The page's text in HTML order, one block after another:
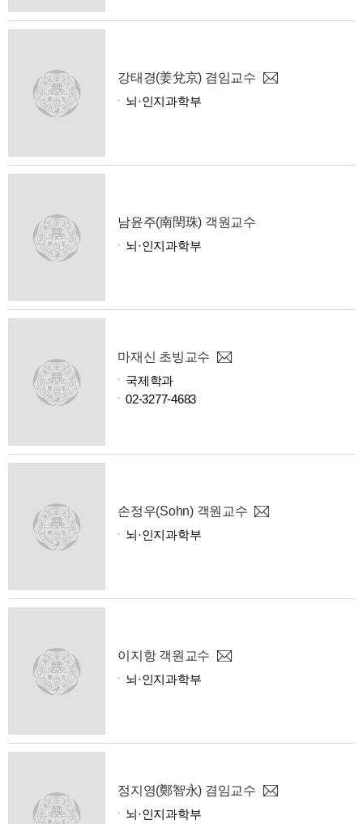
강태경(姜兌京) 겸임교수
뇌·인지과학부
남윤주(南閏珠) 객원교수
뇌·인지과학부
마재신 초빙교수
국제학과
02-3277-4683
손정우(Sohn) 객원교수
뇌·인지과학부
이지항 객원교수
뇌·인지과학부
정지영(鄭智永) 겸임교수
뇌·인지과학부